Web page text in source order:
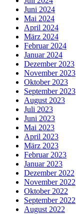
Juni 2024
Mai 2024
April 2024
März 2024
Februar 2024
Januar 2024
Dezember 2023
November 2023
Oktober 2023
September 2023
August 2023
Juli 2023
Juni 2023
Mai 2023
April 2023
März 2023
Februar 2023
Januar 2023
Dezember 2022
November 2022
Oktober 2022
September 2022
August 2022